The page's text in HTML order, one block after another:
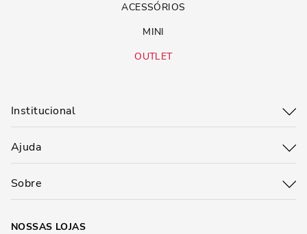
ACESSÓRIOS
MINI
OUTLET
Institucional
Ajuda
Sobre
NOSSAS LOJAS